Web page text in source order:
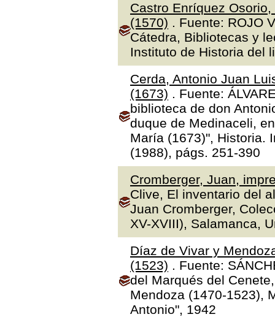
Castro Enríquez
(1570) . Fuente: ROJO
Cátedra, Bibliotecas y
Instituto de Historia del
Cerda, Antonio Juan
(1673) . Fuente:
biblioteca de don
duque de Medinaceli,
María (1673)", Historia.
(1988), págs. 251-390
Cromberger, Juan,
Clive, El inventario del
Juan Cromberger,
XV-XVIII), Salamanca,
Díaz de Vivar y
(1523) . Fuente:
del Marqués del
Mendoza (1470-1523),
Antonio", 1942